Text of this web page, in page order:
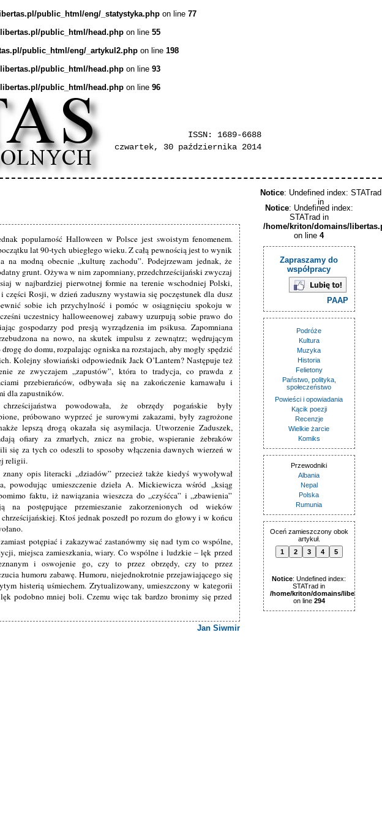
public_html/eng/_statystyka.phpon line 77
public_html/head.phpon line 55
public_html/eng/_artykul2.phpon line 198
public_html/head.phpon line 93
public_html/head.phpon line 96
ISSN: 1689-6688
czwartek, 30 października 2014
popularność Halloween w Polsce jest swoistym fenomenem.
lat 90-tych ubiegłego wieku. Z całą pewnością jest to wynik
na modną obecnie „kulturę zachodu”. Podejrzewam jednak, że
grunt. Ożywa w nim zapomniany, przedchrześcijański zwyczaj
w najbardziej pierwotnej formie na terenie wschodniej Polski,
części Rosji, w dzień zaduszny wystawia się poczęstunek dla dusz
sobie ich przychylność i pomóc w osiągnięciu spokoju w
uczestnicy halloweenowej zabawy uzurpują sobie prawo do
gospodarzy pod presją wyrządzenia im psikusa. Zapomniana
na nowo, na skutek impulsu z zewnątrz; wędrującym
do domu, rozpalając ogniska na rozstajach, aby mogły spędzić
Kolejny słowiański odpowiednik Jack O’Lantern? Następuje też
ze zwyczajem „zapustów”, która to tradycja, co prawda z
przebierańców, odbywała się na zakończenie karnawału i
dla zapustników.
chrześcijaństwa powodowała, że obrzędy pogańskie były
próbowano wyprzeć je surowymi zakazami, były zagrożone
lepszą drogą okazała się asymilacja. Utworzenie Zaduszek,
ofiary za zmarłych, znicz na grobie, wspieranie żebraków
się za tych co odeszli to sposoby włączenia dawnych wierzeń w
religii.
znany opis literacki „dziadów” przecież także kiedyś wywoływał
powodując umieszczenie dzieła A. Mickiewicza wśród „ksiąg
faktu, iż nawiązania wieszcza do „czyśćca” i „zbawienia”
na postępujące przemieszanie zakorzenionych od wieków
Ktoś jednak poszedł po rozum do głowy i w końcu
potępiać i zakazywać zastanówmy się nad tym co wspólne,
miejsca zamieszkania, wiary. Co wspólne i ludzkie – lęk przed
i oswojenie go, czy to przez obrzędy, czy to przez
humoru zabawę. Humoru, niejednokrotnie przejawiającego się
histerią uśmiechem. Zrytualizowany, umieszczony w kategorii
podobno mniej boli. Czemu więc tak bardzo bronimy się przed
Jan Siwmir
Notice: Undefined index:
STATrad in
/home/kriton/domains/
on line 4
Zapraszamy do
współpracy
PAAP
Podróże
Kultura
Muzyka
Historia
Felietony
Państwo, polityka,
społeczeństwo
Powieści i opowiadania
Kącik poezji
Recenzje
Wielkie żarcie
Komiks
Przewodniki
Albania
Nepal
Polska
Rumunia
Oceń zamieszczony obok
artykuł.
1
2 3 4 5
Notice: Undefined index:
STATrad in
/home/kriton/domains/libertas.pl/
on line 294
Notice: Undefined index: STATrad
in